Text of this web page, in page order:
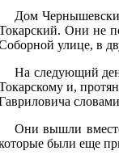
Дом
Они не
улице, в
На следующий
и,
Они вышли
были еще